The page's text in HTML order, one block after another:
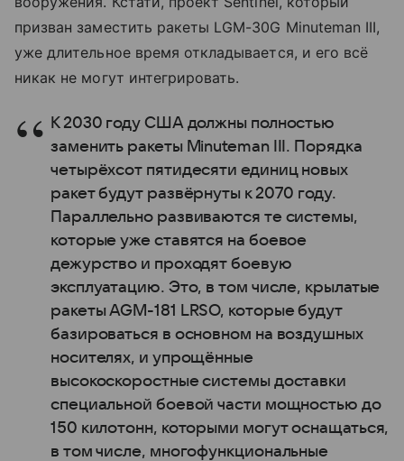
призван заместить ракеты LGM-30G Minuteman III,
уже длительное время откладывается, и его всё
никак не могут интегрировать.
К 2030 году США должны полностью
заменить ракеты Minuteman III. Порядка
четырёхсот пятидесяти единиц новых
ракет будут развёрнуты к 2070 году.
Параллельно развиваются те системы,
которые уже ставятся на боевое
дежурство и проходят боевую
эксплуатацию. Это, в том числе, крылатые
ракеты AGM-181 LRSO, которые будут
базироваться в основном на воздушных
носителях, и упрощённые
высокоскоростные системы доставки
специальной боевой части мощностью до
150 килотонн, которыми могут оснащаться,
в том числе, многофункциональные